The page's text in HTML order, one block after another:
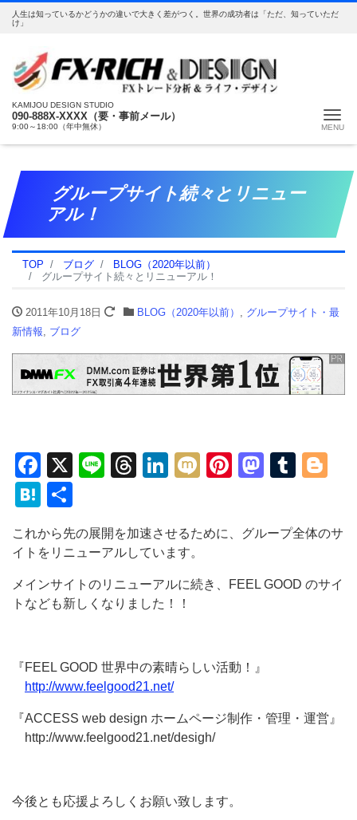
人生は知っているかどうかの違いで大きく差がつく。世界の成功者は「ただ、知っていただ
け」
KAMIJOU DESIGN STUDIO
090-888X-XXXX（要・事前メール）
9:00～18:00（年中無休）
グループサイト続々とリニュー
アル！
TOP ブログ
BLOG（2020年以前）
グループサイト続々とリニューアル！
2011年10月18日 BLOG（2020年以前） , グループサイト・最
新情報, ブログ
Facebook
X LineThreads
LinkedIn
MixiPinterest
Hatena
有
これから先の展開を加速させるために、グループ全体のサ
イトをリニューアルしています。
メインサイトのリニューアルに続き、FEEL GOOD のサイ
トなども新しくなりました！！
『FEEL GOOD 世界中の素晴らしい活動！』
http://www.feelgood21.net/
『ACCESS web design ホームページ制作・管理・運営』
http://www.feelgood21.net/desigh/
今後とも応援よろしくお願い致します。